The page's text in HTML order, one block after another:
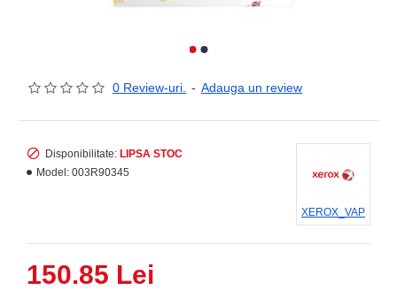
0 Review-uri. - Adauga un review
150.85 Lei
Disponibilitate: LIPSA STOC
Model: 003R90345
XEROX_VAP